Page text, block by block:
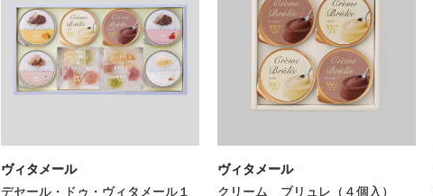
ヴィタメール
デセール・ドゥ・ヴィタメール１
ヴィタメール
クリーム ブリュレ（４個入）